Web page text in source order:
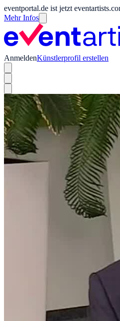
eventportal.de ist jetzt
Mehr Infos
AnmeldenKünstlerprofil erstellen